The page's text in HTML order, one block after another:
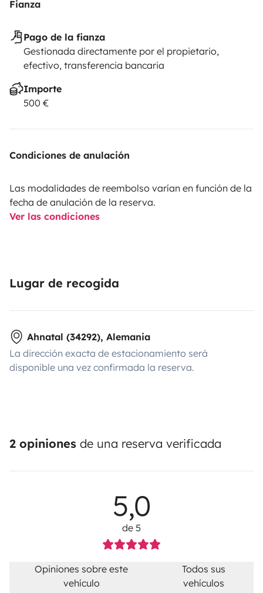
Fianza
Pago de la fianza
Gestionada directamente por el propietario,
efectivo, transferencia bancaria
Importe
500 €
Condiciones de anulación
Las modalidades de reembolso varían en función de la
fecha de anulación de la reserva.
Ver las condiciones
Lugar de recogida
Ahnatal (34292), Alemania
La dirección exacta de estacionamiento será
disponible una vez confirmada la reserva.
2 opiniones de una reserva verificada
5,0
de 5
Opiniones sobre este
vehículo
Todos sus
vehículos